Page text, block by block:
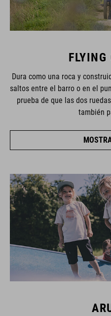
FLYING
Dura como una roca y
saltos entre el barro o en el
prueba de que las dos
también